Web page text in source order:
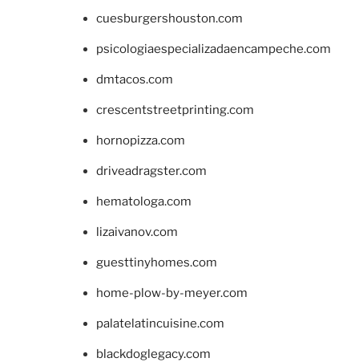
cuesburgershouston.com
psicologiaespecializadaencampeche.com
dmtacos.com
crescentstreetprinting.com
hornopizza.com
driveadragster.com
hematologa.com
lizaivanov.com
guesttinyhomes.com
home-plow-by-meyer.com
palatelatincuisine.com
blackdoglegacy.com